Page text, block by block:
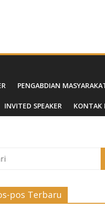
PENGABDIAN
INVITED SPEAKER KONTAK
pos Terbaru